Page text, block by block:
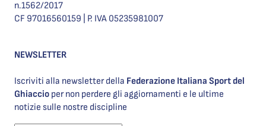
n.1562/2017
CF 97016560159 | P. IVA 05235981007
NEWSLETTER
Iscriviti alla newsletter della Federazione Italiana Sport del
Ghiaccio per non perdere gli aggiornamenti e le ultime
notizie sulle nostre discipline